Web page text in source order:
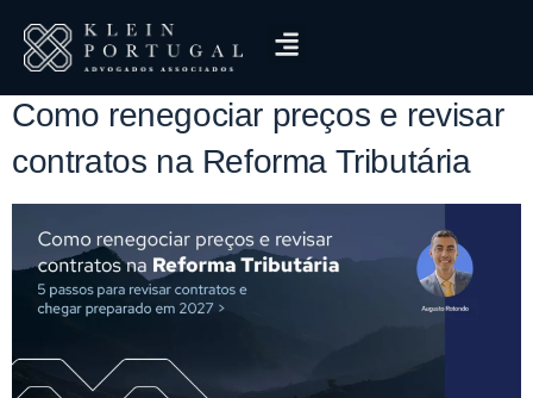
Tag:preço do supremo
Como renegociar preços e revisar
contratos na Reforma Tributária